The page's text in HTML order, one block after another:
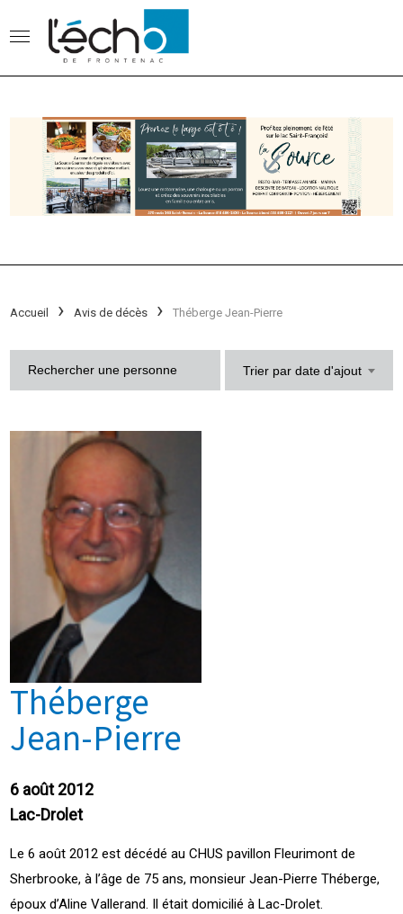
Accueil Avis de décès Théberge Jean-Pierre
Trier par date d'ajout
Théberge
Jean-Pierre
6 août 2012
Lac-Drolet
Le 6 août 2012 est décédé au CHUS pavillon Fleurimont de
Sherbrooke, à l’âge de 75 ans, monsieur Jean-Pierre Théberge,
époux d’Aline Vallerand. Il était domicilié à Lac-Drolet.